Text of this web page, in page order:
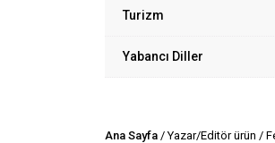
Turizm
Yabancı Diller
Ana Sayfa / Yazar/Editör ürün /